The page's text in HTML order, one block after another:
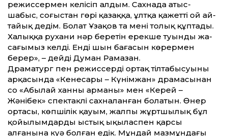
режиссермен келісіп ал­дым. Сах­на­да атыс-
шабыс, соғыстан гө­рі­ қазаққа, ұлтқа қажет­ті ой ай­
та­йық­ дедім. Болат Ұзақов та мені то­лық құп­та­ды.
Халыққа руха­ни­ нәр беретін ерекше­ туынды­ жа­
са­ғы­мыз келді. Енді шын баға­сын кө­рер­мен
берер», – дейді Думан Рама­зан.
Драматург пен режиссердің ортақ тілтабысуының
арқасында «Кенесары – Күнімжан» драмасынан
соң «Абылай ханның арманы» мен «Керей –
Жәнібек» спектаклі сахналанған болатын. Өнер
ортасы, көпшілік қауым, жалпы жұртшылық бұл
қойылымдарды ыстық ықыласпен қарсы
алғанына куә болған едік. Мұндай мазмұндағы